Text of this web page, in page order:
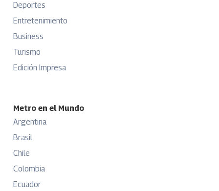
Deportes
Entretenimiento
Business
Turismo
Edición Impresa
Metro en el Mundo
Argentina
Brasil
Chile
Colombia
Ecuador